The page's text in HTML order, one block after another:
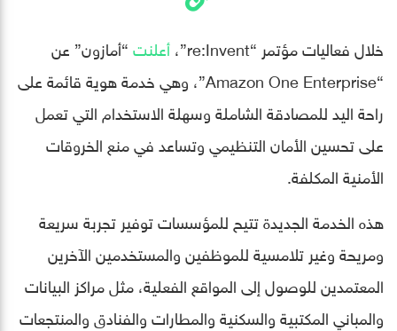
خلال فعاليات مؤتمر “re:Invent”، أعلنت“أمازون” عن
“Amazon One Enterprise”، وهي خدمة هوية قائمة على
راحة اليد للمصادقة الشاملة وسهلة الاستخدام التي تعمل
على تحسين الأمان التنظيمي وتساعد في منع الخروقات
الأمنية المكلفة.
هذه الخدمة الجديدة تتيح للمؤسسات توفير تجربة سريعة
ومريحة وغير تلامسية للموظفين والمستخدمين الآخرين
المعتمدين للوصول إلى المواقع الفعلية، مثل مراكز البيانات
والمباني المكتبية والسكنية والمطارات والفنادق والمنتجعات